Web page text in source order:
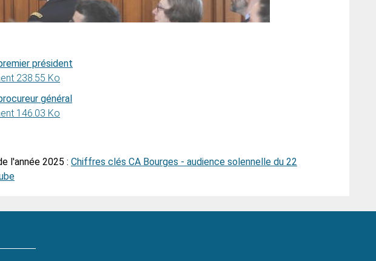
président
238.55 Ko
général
146.03 Ko
l'année 2025 : Chiffres clés CA Bourges - audience solennelle du 22